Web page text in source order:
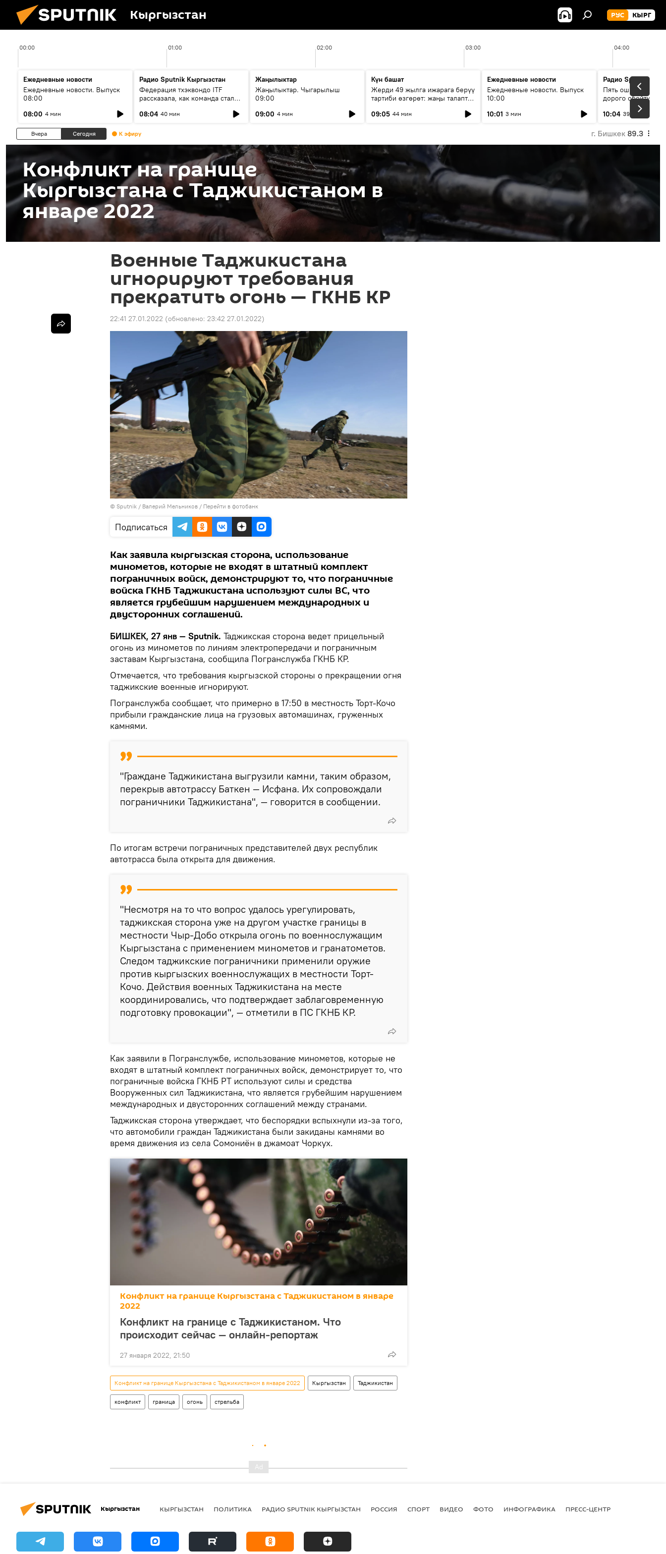
Кыргызстан РУС КЫРГ
00:00 01:00 02:00 03:00 04:00
Ежедневные новости
Ежедневные новости. Выпуск
08:00
08:00 4 мин
Радио Sputnik Кыргызстан
Федерация тхэквондо ITF
рассказала, как команда стала
08:04 40 мин
Жаңылыктар
Жаңылыктар. Чыгарылыш
09:00
09:00 4 мин
Күн башат
Жерди 49 жылга ижарага берүү
тартиби өзгөрөт: жаңы талаптар
09:05 44 мин
Ежедневные новости
Ежедневные новости. Выпуск
10:00
10:01 3 мин
Радио Sputnik
Пять ошибок
дорого обойтись
10:04 39 мин
Вчера Сегодня К эфиру г. Бишкек 89.3
Конфликт на границе
Кыргызстана с Таджикистаном в
январе 2022
Военные Таджикистана
игнорируют требования
прекратить огонь — ГКНБ КР
22:41 27.01.2022 (обновлено: 23:42 27.01.2022)
© Sputnik / Валерий Мельников / Перейти в фотобанк
Подписаться
Как заявила кыргызская сторона, использование
минометов, которые не входят в штатный комплект
пограничных войск, демонстрируют то, что пограничные
войска ГКНБ Таджикистана используют силы ВС, что
является грубейшим нарушением международных и
двусторонних соглашений.
БИШКЕК, 27 янв — Sputnik. Таджикская сторона ведет прицельный
огонь из минометов по линиям электропередачи и пограничным
заставам Кыргызстана, сообщила Погранслужба ГКНБ КР.
Отмечается, что требования кыргызской стороны о прекращении огня
таджикские военные игнорируют.
Погранслужба сообщает, что примерно в 17:50 в местность Торт-Кочо
прибыли гражданские лица на грузовых автомашинах, груженных
камнями.
"Граждане Таджикистана выгрузили камни, таким образом,
перекрыв автотрассу Баткен — Исфана. Их сопровождали
пограничники Таджикистана", — говорится в сообщении.
По итогам встречи пограничных представителей двух республик
автотрасса была открыта для движения.
"Несмотря на то что вопрос удалось урегулировать,
таджикская сторона уже на другом участке границы в
местности Чыр-Добо открыла огонь по военнослужащим
Кыргызстана с применением минометов и гранатометов.
Следом таджикские пограничники применили оружие
против кыргызских военнослужащих в местности Торт-
Кочо. Действия военных Таджикистана на месте
координировались, что подтверждает заблаговременную
подготовку провокации", — отметили в ПС ГКНБ КР.
Как заявили в Погранслужбе, использование минометов, которые не
входят в штатный комплект пограничных войск, демонстрирует то, что
пограничные войска ГКНБ РТ используют силы и средства
Вооруженных сил Таджикистана, что является грубейшим нарушением
международных и двусторонних соглашений между странами.
Таджикская сторона утверждает, что беспорядки вспыхнули из-за того,
что автомобили граждан Таджикистана были закиданы камнями во
время движения из села Сомониён в джамоат Чоркух.
Конфликт на границе Кыргызстана с Таджикистаном в январе
2022
Конфликт на границе с Таджикистаном. Что
происходит сейчас — онлайн-репортаж
27 января 2022, 21:50
Конфликт на границе Кыргызстана с Таджикистаном в январе 2022 Кыргызстан Таджикистан
конфликт граница огонь стрельба
Кыргызстан КЫРГЫЗСТАН ПОЛИТИКА РАДИО SPUTNIK КЫРГЫЗСТАН РОССИЯ СПОРТ ВИДЕО ФОТО ИНФОГРАФИКА ПРЕСС-ЦЕНТР